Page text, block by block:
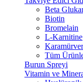
Beta
Biotin
Bromelain
L-Karnitine
Karamürver
Tüm
Burun Spreyi
Vitamin ve